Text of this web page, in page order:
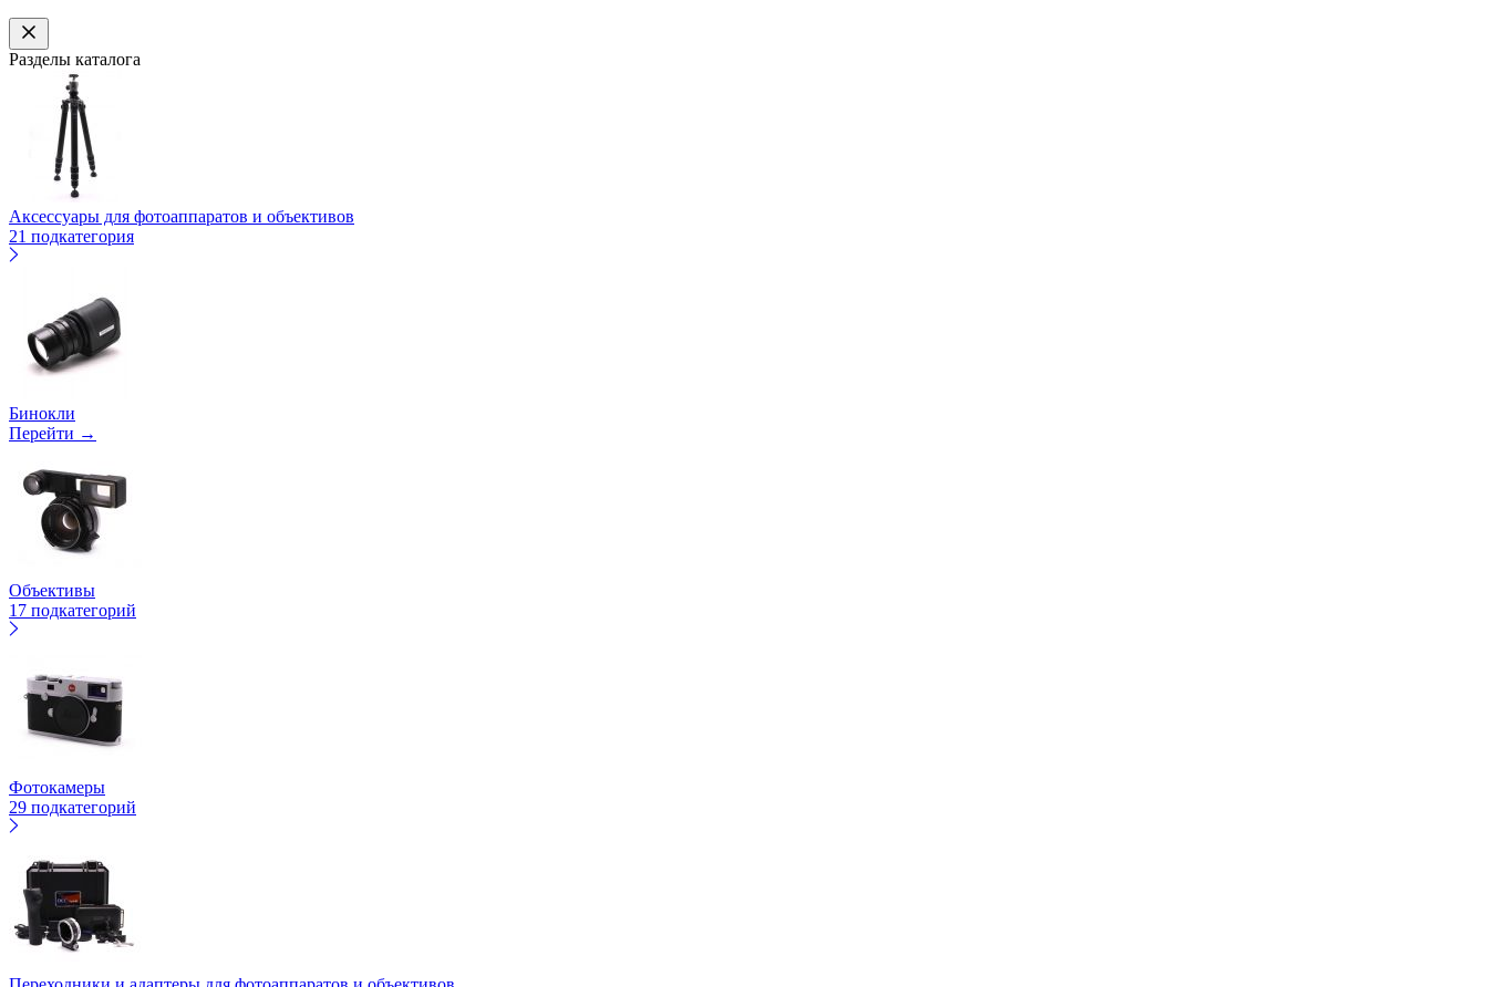
Разделы каталога
Аксессуары для фотоаппаратов и объективов
21 подкатегория
Бинокли
Перейти →
Объективы
17 подкатегорий
Фотокамеры
29 подкатегорий